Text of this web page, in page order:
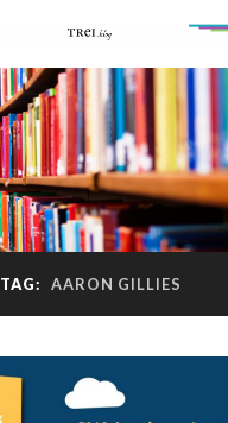
TAG: AARON GILLIES